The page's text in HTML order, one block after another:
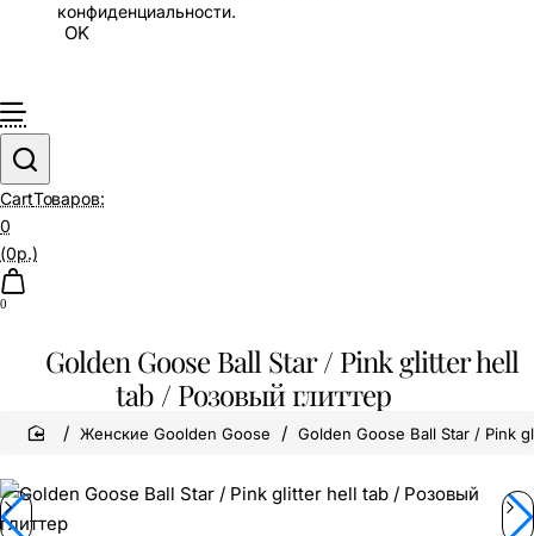
конфиденциальности.
OK
CartТоваров:
0
(0р.)
0
Golden Goose Ball Star / Pink glitter hell
tab / Розовый глиттер
homeЖенские Goolden Goose Golden Goose Ball Star / Pink